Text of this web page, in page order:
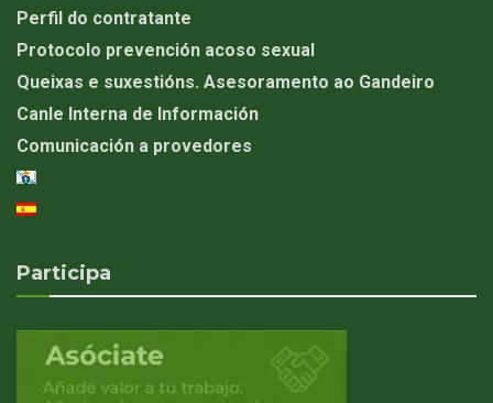
Perfil do contratante
Protocolo prevención acoso sexual
Queixas e suxestións. Asesoramento ao Gandeiro
Canle Interna de Información
Comunicación a provedores
Participa